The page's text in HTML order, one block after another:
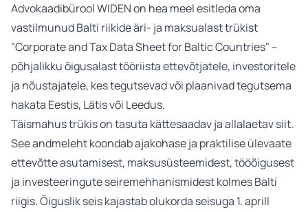
Advokaadibürool WIDEN on hea meel esitleda oma
vastilmunud Balti riikide äri- ja maksualast trükist
"Corporate and Tax Data Sheet for Baltic Countries" –
põhjalikku õigusalast tööriista ettevõtjatele, investoritele
ja nõustajatele, kes tegutsevad või plaanivad tegutsema
hakata Eestis, Lätis või Leedus.
Täismahus trükis on tasuta kättesaadav ja allalaetavsiit.
See andmeleht koondab ajakohase ja praktilise ülevaate
ettevõtte asutamisest, maksusüsteemidest, tööõigusest
ja investeeringute seiremehhanismidest kolmes Balti
riigis. Õiguslik seis kajastab olukorda seisuga 1. aprill